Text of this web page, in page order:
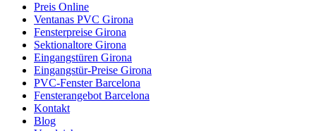
Preis Online
Ventanas PVC Girona
Fensterpreise Girona
Sektionaltore Girona
Eingangstüren Girona
Eingangstür-Preise Girona
PVC-Fenster Barcelona
Fensterangebot Barcelona
Kontakt
Blog